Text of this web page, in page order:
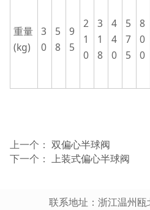
重量
(kg)
3
0
5
8
9
5
2
1
0
3
1
8
4
4
0
5
7
5
8
0
0
上一个： 双偏心半球阀
下一个： 上装式偏心半球阀
联系地址：浙江温州